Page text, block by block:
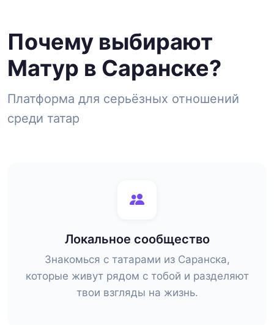
Почему выбирают
Матур в Саранске?
Платформа для серьёзных отношений
среди татар
Локальное сообщество
Знакомься с татарами из Саранска,
которые живут рядом с тобой и разделяют
твои взгляды на жизнь.